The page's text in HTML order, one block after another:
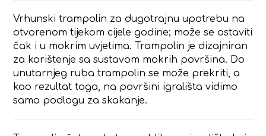
Vrhunski trampolin za dugotrajnu upotrebu na
otvorenom tijekom cijele godine; može se ostaviti
čak i u mokrim uvjetima. Trampolin je dizajniran
za korištenje sa sustavom mokrih površina. Do
unutarnjeg ruba trampolin se može prekriti, a
kao rezultat toga, na površini igrališta vidimo
samo podlogu za skakanje.